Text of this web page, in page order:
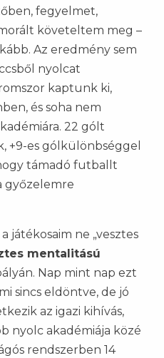
fegyelmet,
követeltem meg –
Az eredmény sem
nyolcat
kaptunk ki,
és soha nem
22 gólt
+9-es gólkülönbséggel
támadó futballt
győzelemre
játékosaim ne „vesztes
mentalitású
Nap mint nap ezt
sincs eldöntve, de jó
az igazi kihívás,
nyolc akadémiája közé
rendszerben 14